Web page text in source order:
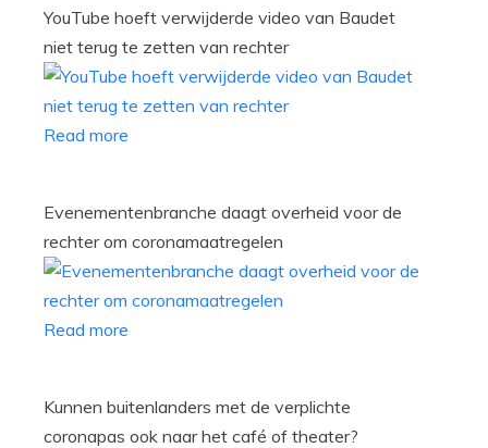
YouTube hoeft verwijderde video van Baudet
niet terug te zetten van rechter
Read more
Evenementenbranche daagt overheid voor de
rechter om coronamaatregelen
Read more
Kunnen buitenlanders met de verplichte
coronapas ook naar het café of theater?